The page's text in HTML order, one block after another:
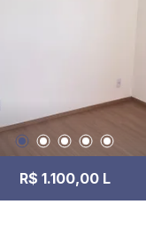
R$ 1.100,00 L